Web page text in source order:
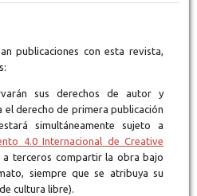
publicaciones con esta revista,
sus derechos de autor y
el derecho de primera publicación
simultáneamente sujeto a
4.0 Internacional de Creative
a terceros compartir la obra bajo
siempre que se atribuya su
cultura libre).